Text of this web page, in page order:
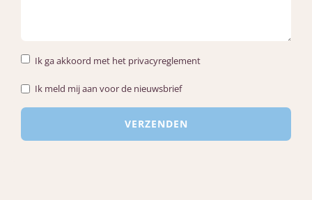
Ik ga akkoord met het privacyreglement
Ik meld mij aan voor de nieuwsbrief